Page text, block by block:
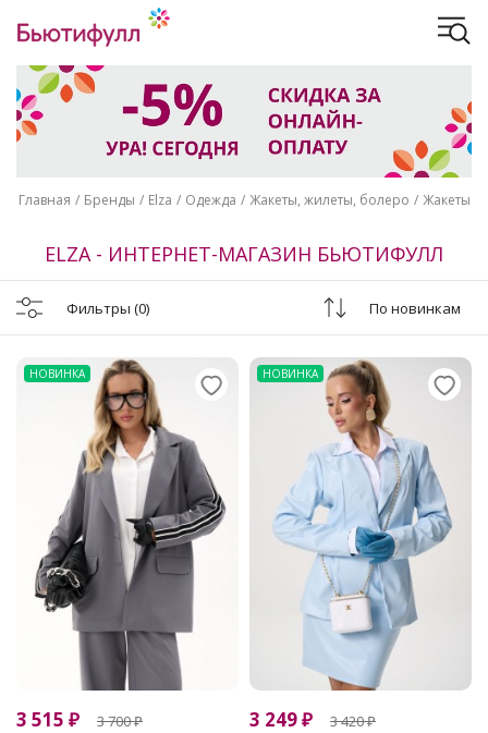
Главная Бренды Elza Одежда Жакеты, жилеты, болеро Жакеты
ELZA - ИНТЕРНЕТ-МАГАЗИН БЬЮТИФУЛЛ
Фильтры (0) По новинкам
НОВИНКА
3 515 ₽ 3 700₽
НОВИНКА
3 249₽ 3 420₽